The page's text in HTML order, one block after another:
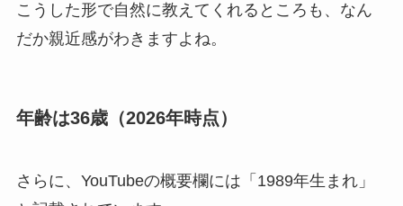
こうした形で自然に教えてくれるところも、なん
だか親近感がわきますよね。
年齢は36歳（2026年時点）
さらに、YouTubeの概要欄には「1989年生まれ」